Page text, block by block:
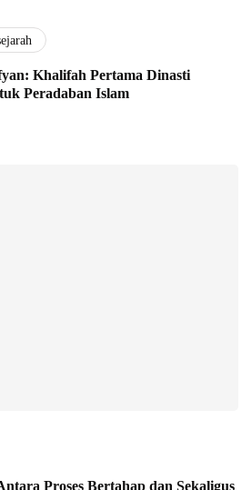
Khalifah Pertama Dinasti
Peradaban Islam
Proses Bertahap dan Sekaligus